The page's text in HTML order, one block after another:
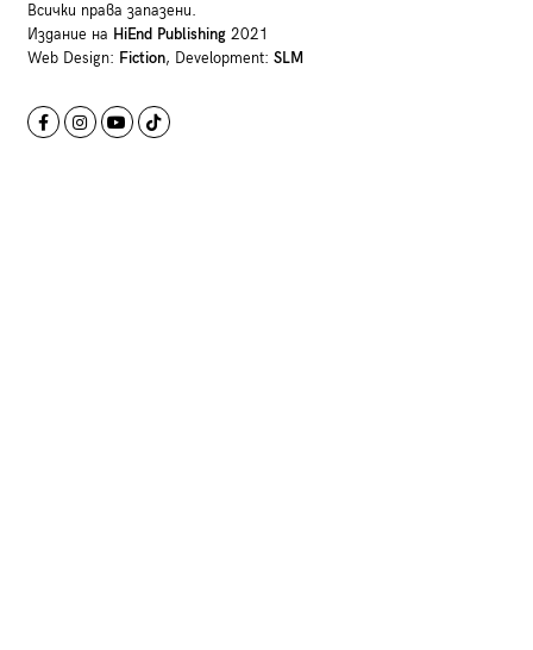
Всички права запазени.
Издание на HiEnd Publishing2021
Web Design: Fiction, Development: SLM